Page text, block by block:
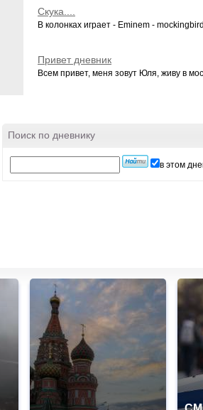
Скука....
В колонках играет - Eminem -
Привет дневник
Всем привет, меня зовут Юля, живу в
Поиск по дневнику
в этом